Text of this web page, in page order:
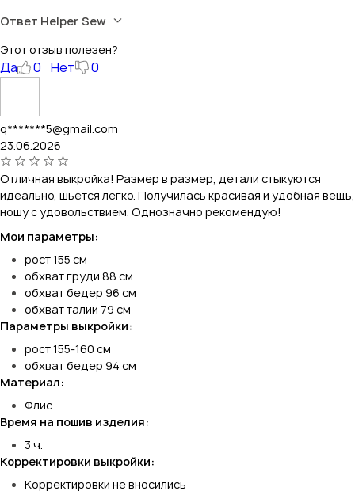
Ответ Helper Sew
Этот отзыв полезен?
Да 0 Нет 0
q*******5@gmail.com
23.06.2026
Отличная выкройка! Размер в размер, детали стыкуются
идеально, шьётся легко. Получилась красивая и удобная вещь,
ношу с удовольствием. Однозначно рекомендую!
Мои параметры:
рост 155 см
обхват груди 88 см
обхват бедер 96 см
обхват талии 79 см
Параметры выкройки:
рост 155-160 см
обхват бедер 94 см
Материал:
Флис
Время на пошив изделия:
3 ч.
Корректировки выкройки:
Корректировки не вносились